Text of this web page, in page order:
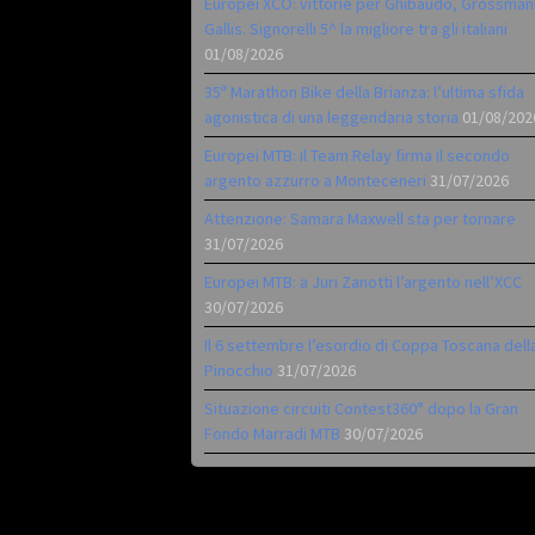
Gallis. Signorelli 5^ la migliore tra gli italiani
01/08/2026
35ª Marathon Bike della Brianza: l’ultima sfida
agonistica di una leggendaria storia 01/08/
Europei MTB: il Team Relay firma il secondo
argento azzurro a Monteceneri 31/07/2026
Attenzione: Samara Maxwell sta per tornare
31/07/2026
Europei MTB: a Juri Zanotti l’argento nell’XCC
30/07/2026
Il 6 settembre l’esordio di Coppa Toscana
Pinocchio 31/07/2026
Situazione circuiti Contest360° dopo la Gran
Fondo Marradi MTB 30/07/2026